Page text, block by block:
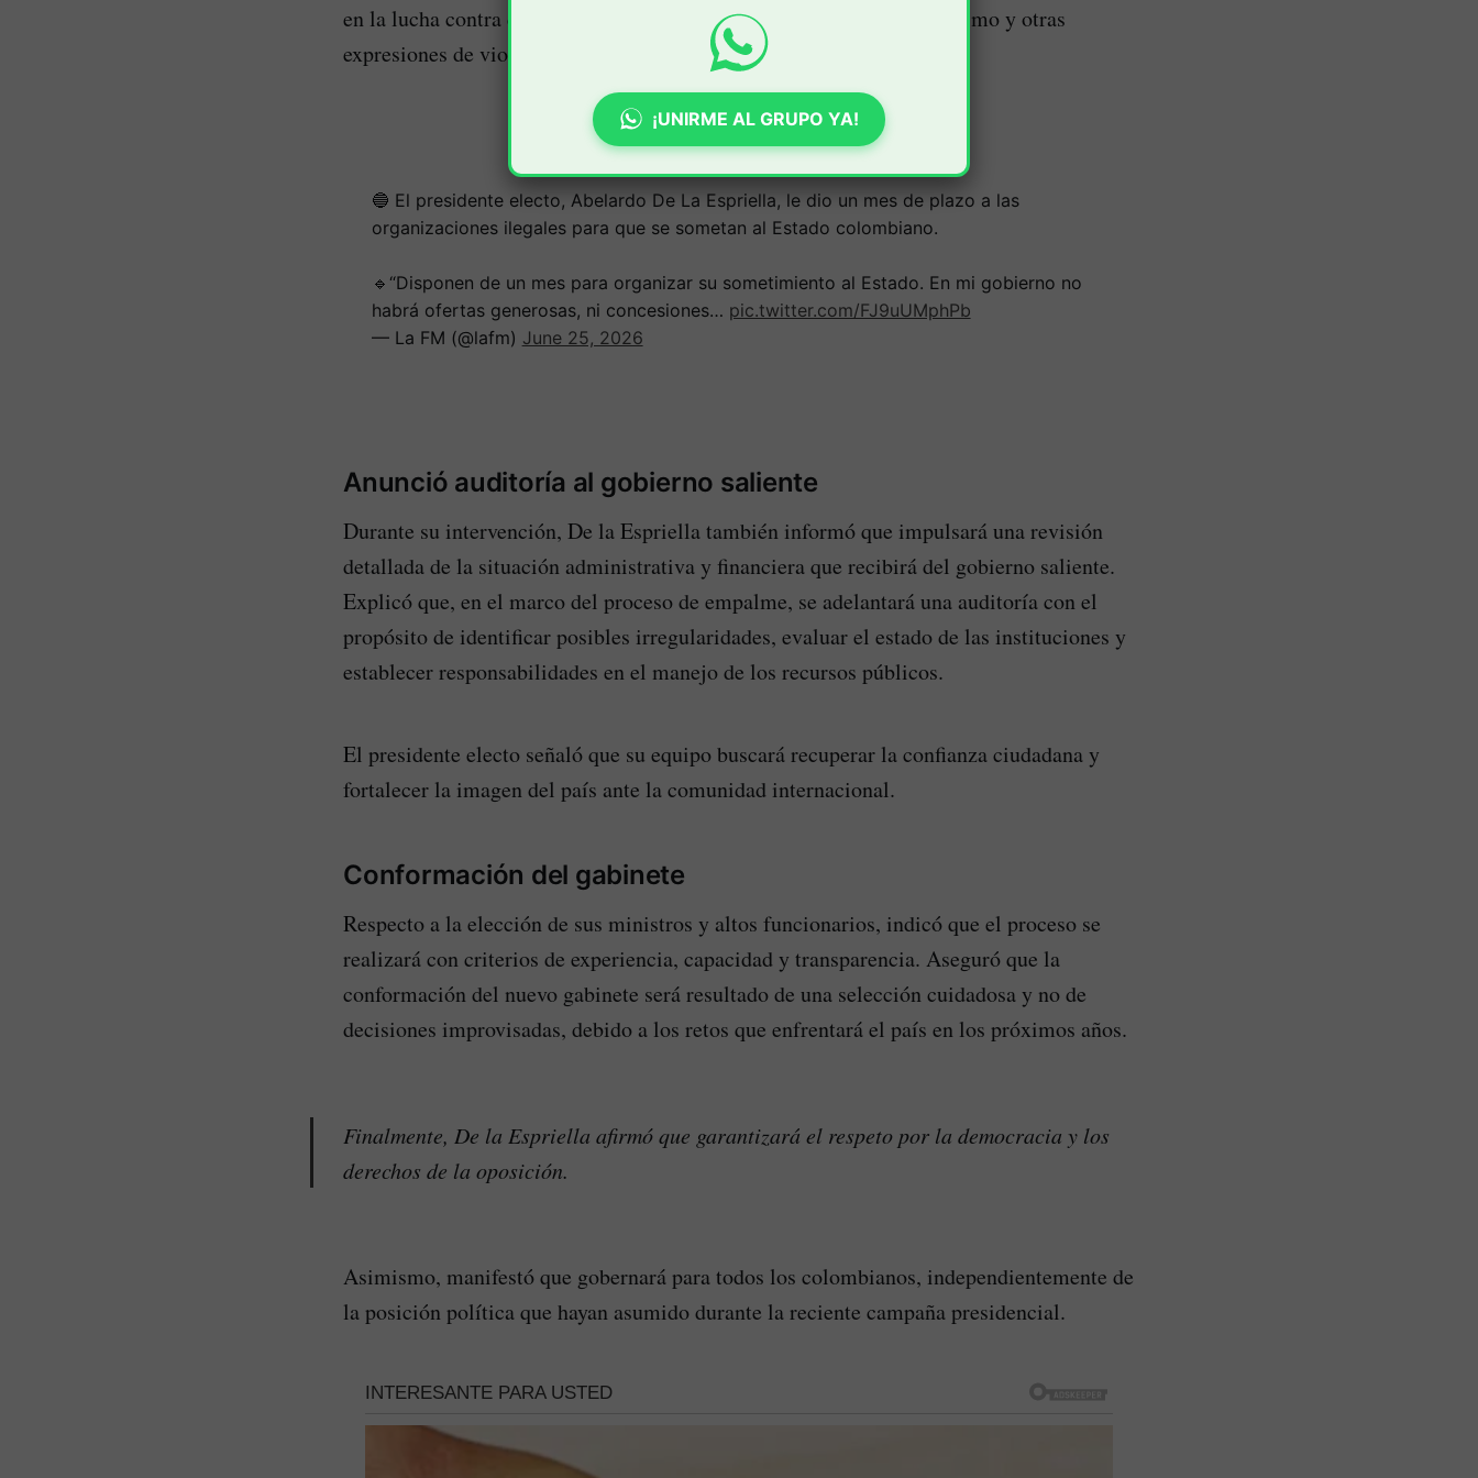
en la lucha contra delitos como el narcotráfico, la extorsión, el terrorismo y otras
expresiones de violencia.
🔵 El presidente electo, Abelardo De La Espriella, le dio un mes de plazo a las
organizaciones ilegales para que se sometan al Estado colombiano.
🔹“Disponen de un mes para organizar su sometimiento al Estado. En mi gobierno no
habrá ofertas generosas, ni concesiones… pic.twitter.com/FJ9uUMphPb
— La FM (@lafm) June 25, 2026
Anunció auditoría al gobierno saliente
Durante su intervención, De la Espriella también informó que impulsará una revisión
detallada de la situación administrativa y financiera que recibirá del gobierno saliente.
Explicó que, en el marco del proceso de empalme, se adelantará una auditoría con el
propósito de identificar posibles irregularidades, evaluar el estado de las instituciones y
establecer responsabilidades en el manejo de los recursos públicos.
El presidente electo señaló que su equipo buscará recuperar la confianza ciudadana y
fortalecer la imagen del país ante la comunidad internacional.
Conformación del gabinete
Respecto a la elección de sus ministros y altos funcionarios, indicó que el proceso se
realizará con criterios de experiencia, capacidad y transparencia. Aseguró que la
conformación del nuevo gabinete será resultado de una selección cuidadosa y no de
decisiones improvisadas, debido a los retos que enfrentará el país en los próximos años.
Finalmente, De la Espriella afirmó que garantizará el respeto por la democracia y los
derechos de la oposición.
Asimismo, manifestó que gobernará para todos los colombianos, independientemente de
la posición política que hayan asumido durante la reciente campaña presidencial.
¡UNIRME AL GRUPO YA!